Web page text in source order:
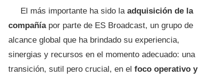
El más importante ha sido la adquisición de la
compañía por parte de ES Broadcast, un grupo de
alcance global que ha brindado su experiencia,
sinergias y recursos en el momento adecuado: una
transición, sutil pero crucial, en el foco operativo y